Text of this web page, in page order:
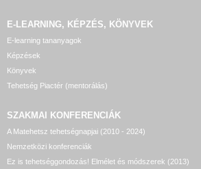
E-LEARNING, KÉPZÉS, KÖNYVEK
E-learning tananyagok
Képzések
Könyvek
Tehetség Piactér (mentorálás)
SZAKMAI KONFERENCIÁK
A Matehetsz tehetségnapjai (2010 - 2024)
Nemzetközi konferenciák
Ez is tehetséggondozás! Elmélet és módszerek (2013)